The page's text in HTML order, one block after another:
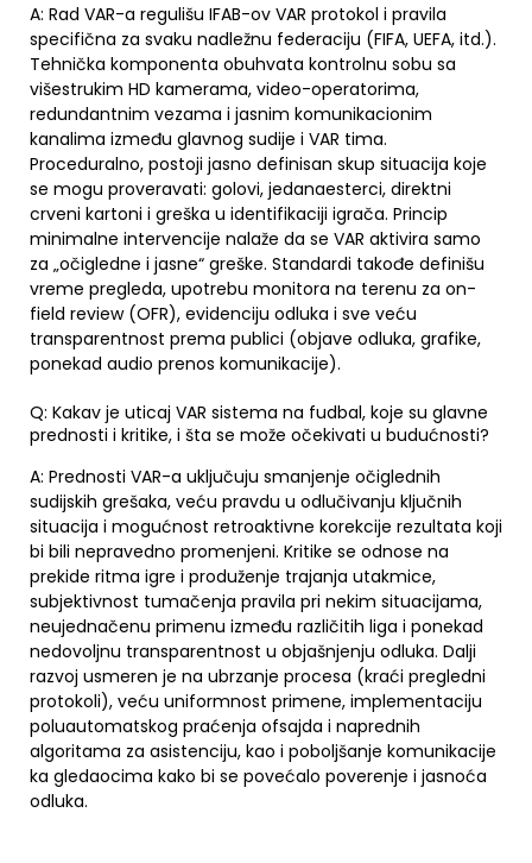
A: Rad VAR-a regulišu IFAB-ov VAR protokol i pravila
specifična za svaku nadležnu federaciju (FIFA, UEFA, itd.).
Tehnička komponenta obuhvata kontrolnu sobu sa
višestrukim HD kamerama, video-operatorima,
redundantnim vezama i jasnim komunikacionim
kanalima između glavnog sudije i VAR tima.
Proceduralno, postoji jasno definisan skup situacija koje
se mogu proveravati: golovi, jedanaesterci, direktni
crveni kartoni i greška u identifikaciji igrača. Princip
minimalne intervencije nalaže da se VAR aktivira samo
za „očigledne i jasne“ greške. Standardi takođe definišu
vreme pregleda, upotrebu monitora na terenu za on-
field review (OFR), evidenciju odluka i sve veću
transparentnost prema publici (objave odluka, grafike,
ponekad audio prenos komunikacije).
Q: Kakav je uticaj VAR sistema na fudbal, koje su glavne
prednosti i kritike, i šta se može očekivati u budućnosti?
A: Prednosti VAR-a uključuju smanjenje očiglednih
sudijskih grešaka, veću pravdu u odlučivanju ključnih
situacija i mogućnost retroaktivne korekcije rezultata koji
bi bili nepravedno promenjeni. Kritike se odnose na
prekide ritma igre i produženje trajanja utakmice,
subjektivnost tumačenja pravila pri nekim situacijama,
neujednačenu primenu između različitih liga i ponekad
nedovoljnu transparentnost u objašnjenju odluka. Dalji
razvoj usmeren je na ubrzanje procesa (kraći pregledni
protokoli), veću uniformnost primene, implementaciju
poluautomatskog praćenja ofsajda i naprednih
algoritama za asistenciju, kao i poboljšanje komunikacije
ka gledaocima kako bi se povećalo poverenje i jasnoća
odluka.